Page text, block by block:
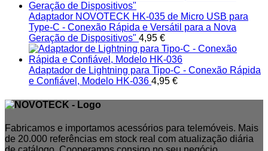
Adaptador NOVOTECK HK-035 de Micro USB para
Type-C - Conexão Rápida e Versátil para a Nova
Geração de Dispositivos" 4,95 €
Adaptador de Lightning para Tipo-C - Conexão Rápida
e Confiável, Modelo HK-036 4,95 €
Fabricamos e importamos acessórios para telemóveis. Mais
de 20.000 referências em stock real com atualização diária